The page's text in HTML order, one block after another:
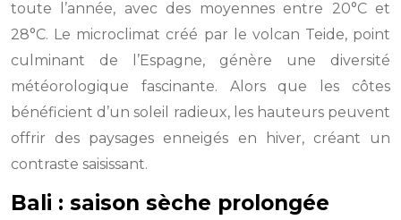
toute l’année, avec des moyennes entre 20°C et
28°C. Le microclimat créé par le volcan Teide, point
culminant de l’Espagne, génère une diversité
météorologique fascinante. Alors que les côtes
bénéficient d’un soleil radieux, les hauteurs peuvent
offrir des paysages enneigés en hiver, créant un
contraste saisissant.
Bali : saison sèche prolongée